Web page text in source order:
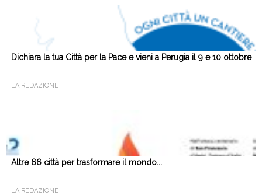
Dichiara la tua Città per la Pace e vieni a Perugia il 9 e 10 ottobre
LA REDAZIONE
Altre 66 città per trasformare il mondo...
LA REDAZIONE